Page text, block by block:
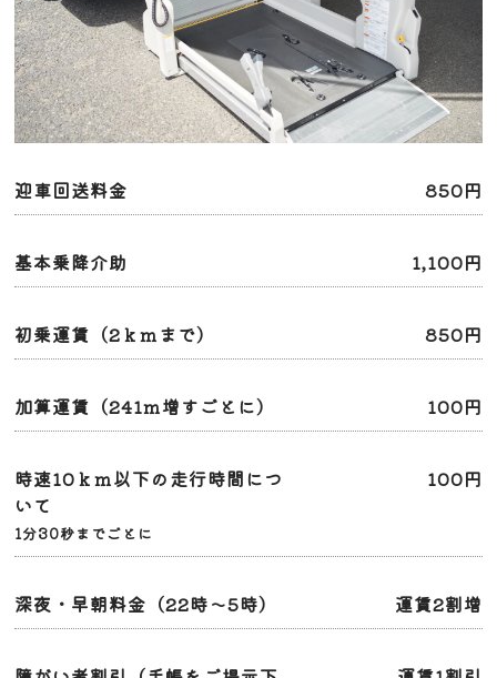
迎車回送料金 850円
基本乗降介助 1,100円
初乗運賃（2ｋｍまで） 850円
加算運賃（241ｍ増すごとに） 100円
時速10ｋｍ以下の走行時間につ
いて
1分30秒までごとに
100円
深夜・早朝料金（22時～5時） 運賃2割増